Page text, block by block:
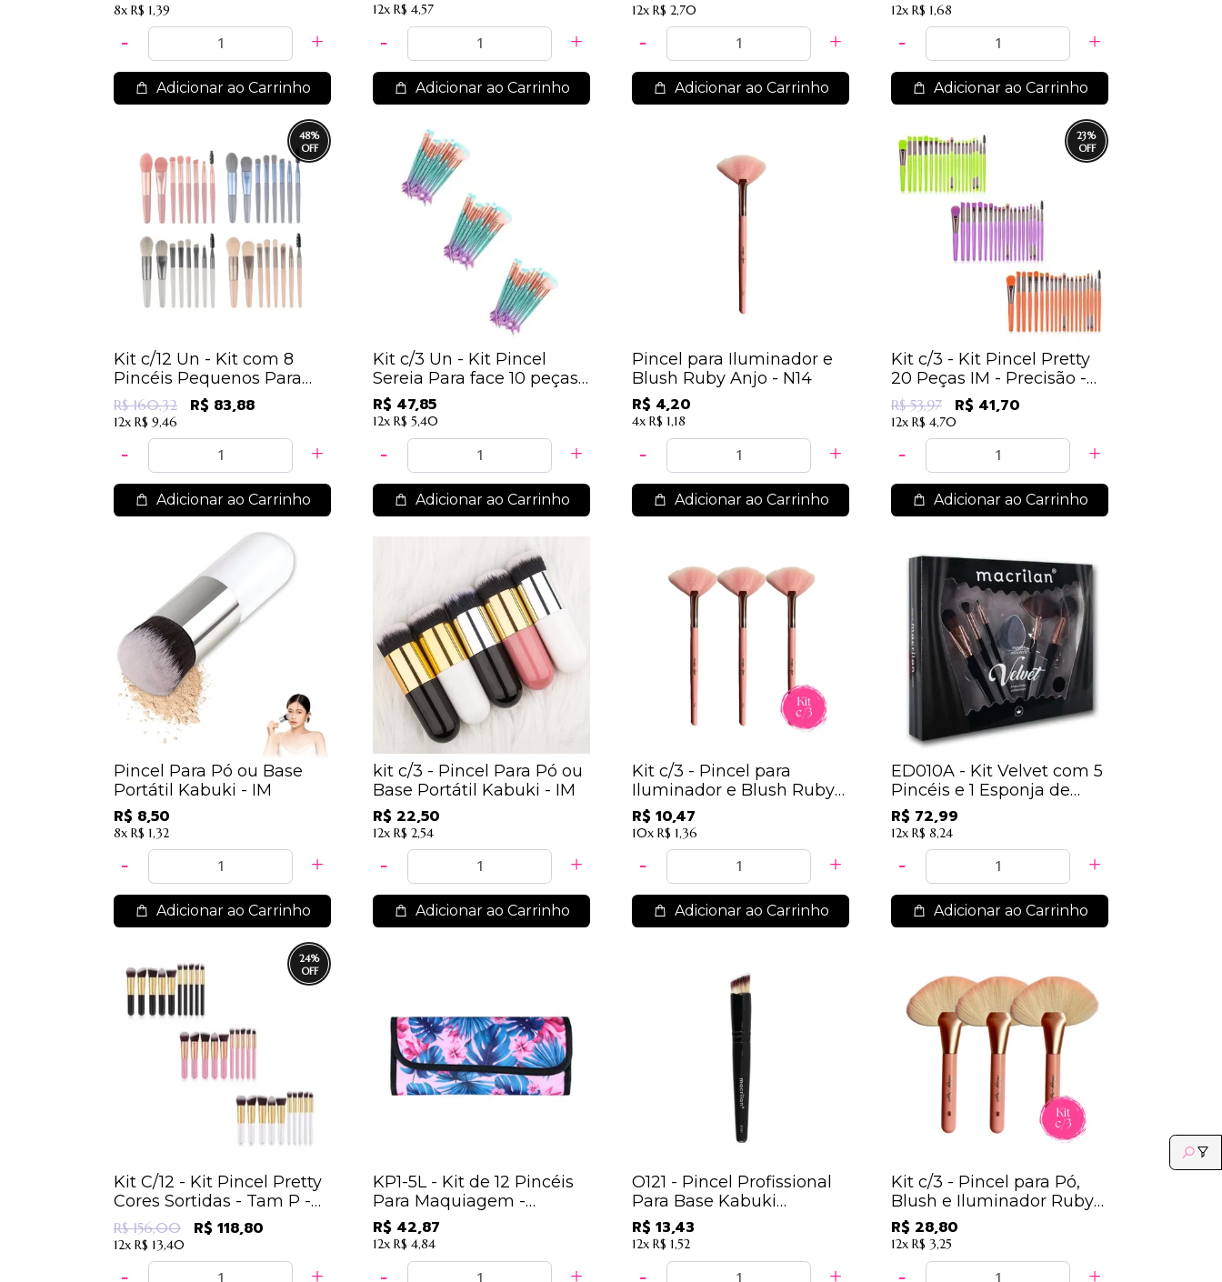
Sortidas - IM
8x R$ 1,39
Adicionar ao Carrinho
12x R$ 4,57
Adicionar ao Carrinho
Sortidas - IM
12x R$ 2,70
Adicionar ao Carrinho
12x R$ 1,68
Adicionar ao Carrinho
48%
Kit c/12 Un - Kit com 8
Pincéis Pequenos Para
Maquiagem Cores
Sortidas - IM
R$ 160,32 R$ 83,88
12x R$ 9,46
Adicionar ao Carrinho
Kit c/3 Un - Kit Pincel
Sereia Para face 10 peças -
Cores Sortidas - IM
R$ 47,85
12x R$ 5,40
Adicionar ao Carrinho
Pincel para Iluminador e
Blush Ruby Anjo - N14
R$ 4,20
4x R$ 1,18
Adicionar ao Carrinho
23%
Kit c/3 - Kit Pincel Pretty
20 Peças IM - Precisão -
Coloridos - 13,90
R$ 53,97 R$ 41,70
12x R$ 4,70
Adicionar ao Carrinho
Pincel Para Pó ou Base
Portátil Kabuki - IM
R$ 8,50
8x R$ 1,32
Adicionar ao Carrinho
kit c/3 - Pincel Para Pó ou
Base Portátil Kabuki - IM
R$ 22,50
12x R$ 2,54
Adicionar ao Carrinho
Kit c/3 - Pincel para
Iluminador e Blush Ruby
Anjo - N14 / 3,49
R$ 10,47
10x R$ 1,36
Adicionar ao Carrinho
ED010A - Kit Velvet com 5
Pincéis e 1 Esponja de
Microfibra - Macrilan
R$ 72,99
12x R$ 8,24
Adicionar ao Carrinho
24%
Kit C/12 - Kit Pincel Pretty
Cores Sortidas - Tam P -
9,9
R$ 156,00 R$ 118,80
12x R$ 13,40
KP1-5L - Kit de 12 Pincéis
Para Maquiagem -
Macrilan
R$ 42,87
12x R$ 4,84
O121 - Pincel Profissional
Para Base Kabuki
Chanfrado - Macrilan -
Linha Ônix
R$ 13,43
12x R$ 1,52
Kit c/3 - Pincel para Pó,
Blush e Iluminador Ruby
Anjo - N13 / 9,60
R$ 28,80
12x R$ 3,25